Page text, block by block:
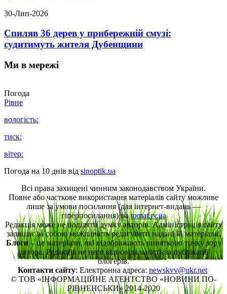
30-Лип-2026
Спиляв 36 дерев у прибережній смузі:
судитимуть жителя Дубенщини
Ми в мережі
Погода
Рівне
вологість:
тиск:
вітер:
Погода на 10 днів від sinoptik.ua
Всі права захищені чинним законодавством України.
Повне або часткове використання матеріалів сайту можливе
лише за умови посилання (для інтернет-видань —
гіперпосилання) наtomat.rv.ua
Редакція може не поділяти думку авторів. Адміністрація сайту
залишає за собою можливість редагувати надані їй матеріали.
Блоги– це матеріали, які відображають винятково точку зору
автора. Редакція не несе відповідальність за публікації
блогерів.
Контакти сайту: Електронна адреса: newskvv@ukr.net
© ТОВ «ІНФОРМАЦІЙНЕ АГЕНТСТВО «НОВИНИ ПО-
РІВНЕНСЬКИ» 2014-2020